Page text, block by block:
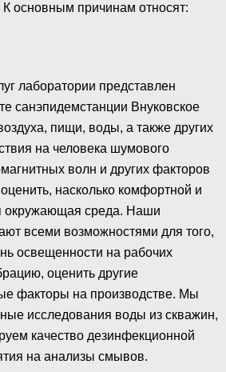
К основным причинам относят:
лаборатории представлен
санэпидемстанции Внуковское
пищи, воды, а также других
на человека шумового
волн и других факторов
насколько комфортной и
окружающая среда. Наши
всеми возможностями для того,
освещенности на рабочих
оценить другие
факторы на производстве. Мы
исследования воды из скважин,
качество дезинфекционной
на анализы смывов.